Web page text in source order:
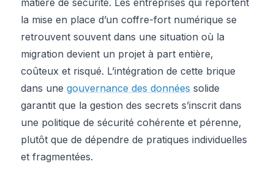
la mise en place d’un coffre-fort numérique se
retrouvent souvent dans une situation où la
migration devient un projet à part entière,
coûteux et risqué. L’intégration de cette brique
dans une gouvernance des données solide
garantit que la gestion des secrets s’inscrit dans
une politique de sécurité cohérente et pérenne,
plutôt que de dépendre de pratiques individuelles
et fragmentées.